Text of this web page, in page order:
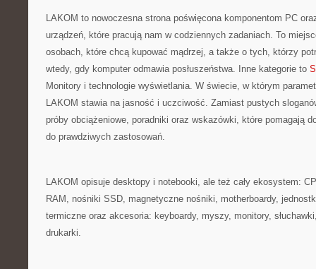
LAKOM to nowoczesna strona poświęcona komponentom PC
urządzeń, które pracują nam w codziennych zadaniach. To
osobach, które chcą kupować mądrzej, a także o tych, którzy
wtedy, gdy komputer odmawia posłuszeństwa. Inne kategorie to
Monitory i technologie wyświetlania. W świecie, w którym
LAKOM stawia na jasność i uczciwość. Zamiast pustych
próby obciążeniowe, poradniki oraz wskazówki, które pomagają
do prawdziwych zastosowań.
LAKOM opisuje desktopy i notebooki, ale też cały ekosystem:
RAM, nośniki SSD, magnetyczne nośniki, motherboardy,
termiczne oraz akcesoria: keyboardy, myszy, monitory,
drukarki.